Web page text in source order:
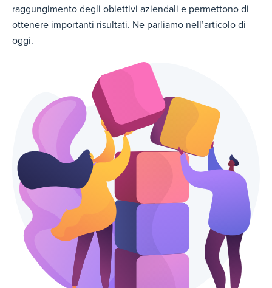
raggungimento degli obiettivi aziendali e permettono di
ottenere importanti risultati. Ne parliamo nell’articolo di
oggi.